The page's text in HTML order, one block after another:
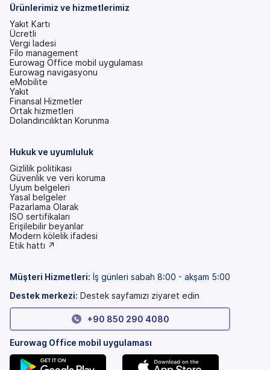
Ürünlerimiz ve hizmetlerimiz
Yakıt Kartı
Ücretli
Vergi İadesi
Filo management
Eurowag Office mobil uygulaması
Eurowag navigasyonu
eMobilite
Yakıt
Finansal Hizmetler
Ortak hizmetleri
Dolandırıcılıktan Korunma
Hukuk ve uyumluluk
Gizlilik politikası
Güvenlik ve veri koruma
Uyum belgeleri
Yasal belgeler
Pazarlama Olarak
ISO sertifikaları
Erişilebilir beyanlar
(yeni
bir
Modern kölelik ifadesi
(yeni
Etik hattı ↗
Müşteri Hizmetleri: İş günleri sabah 8:00 - akşam 5:00
Destek merkezi: Destek sayfamızı ziyaret edin
+90 850 290 4080
Eurowag Office mobil uygulaması